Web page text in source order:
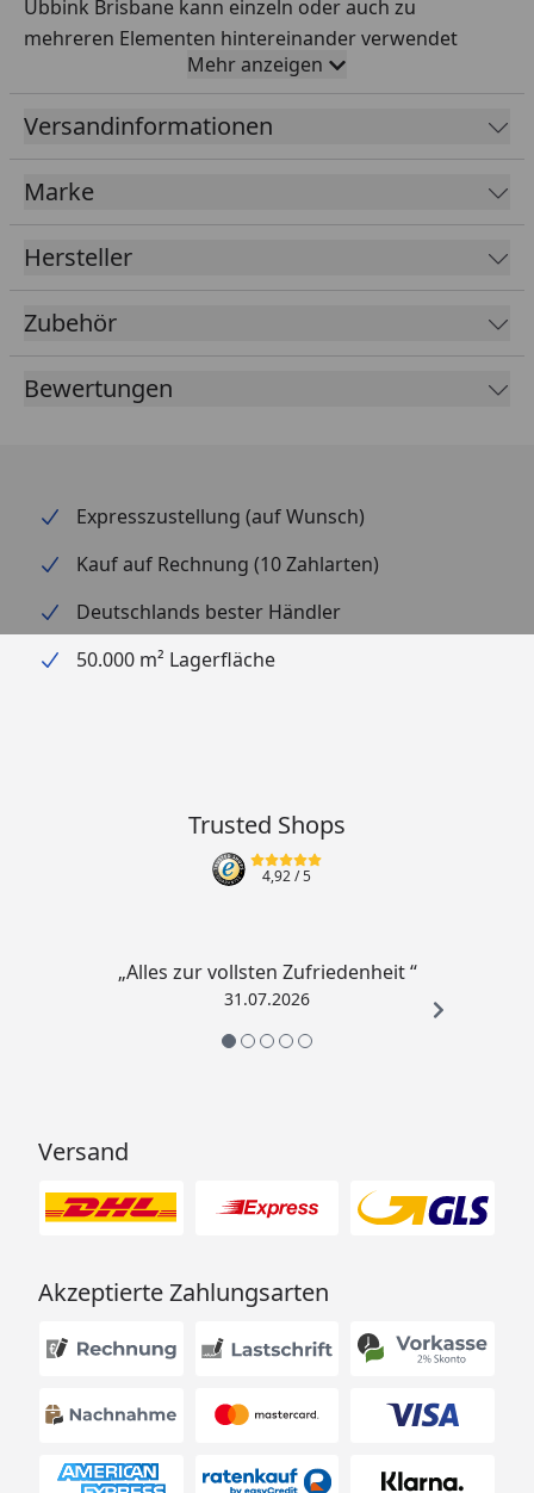
Ubbink Brisbane kann einzeln oder auch zu
mehreren Elementen hintereinander verwendet
werden. In moderner Form aus hochwertigem
Edelstahl lässt Ubbink Brisbane das Wasser
harmonisch fließen.
Abmessung
(HxBxT)
Material
304
Mehr anzeigen
Versandinformationen
Marke
Hersteller
Zubehör
Bewertungen
Expresszustellung (auf Wunsch)
Kauf auf Rechnung (10 Zahlarten)
Deutschlands bester Händler
50.000 m² Lagerfläche
Trusted Shops
4,92/ 5
„Alles zur vollsten Zufriedenheit “
31.07.2026
Versand
Akzeptierte Zahlungsarten